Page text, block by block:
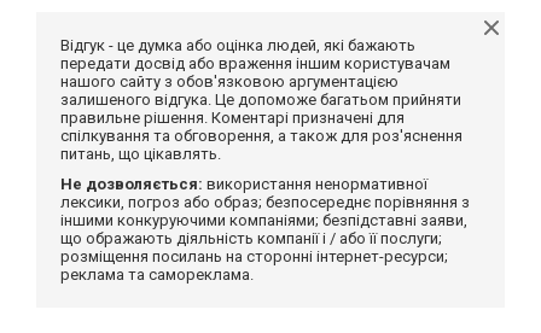
Відгук - це думка або оцінка людей, які бажають
передати досвід або враження іншим користувачам
нашого сайту з обов'язковою аргументацією
залишеного відгука. Це допоможе багатьом прийняти
правильне рішення. Коментарі призначені для
спілкування та обговорення, а також для роз'яснення
питань, що цікавлять.
Не дозволяється: використання ненормативної
лексики, погроз або образ; безпосереднє порівняння з
іншими конкуруючими компаніями; безпідставні заяви,
що ображають діяльність компанії і / або її послуги;
розміщення посилань на сторонні інтернет-ресурси;
реклама та самореклама.